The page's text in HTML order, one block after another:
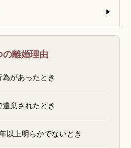
の離婚理由
があったとき
棄されたとき
以上明らかでないとき